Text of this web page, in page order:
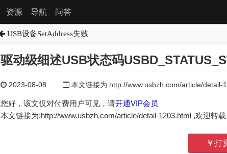
资源 导航 问答
USB设备SetAddress失败
驱动级细述USB状态码
2023-08-08 本文链接为:http://www.usbzh.com/article/detail-
您好，该文仅对付费用户可见，请开通VIP会员
本文链接为:http://www.usbzh.com/article/detail-1203.html ,欢迎转
￥打